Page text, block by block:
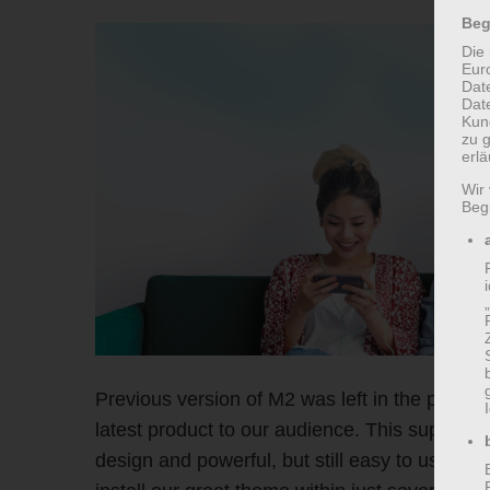
Previous version of M2 was left in the past
latest product to our audience. This super
design and powerful, but still easy to use
Die
zu
Wir